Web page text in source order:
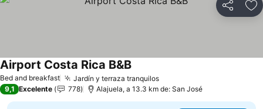
Compartir
Bed and breakfast Jardín y terraza tranquilos
Airport Costa Rica B&B
9,1 Excelente 778 Alajuela, a 13.3 km de: San José